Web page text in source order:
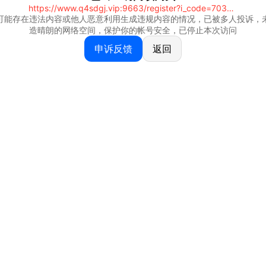
https://www.q4sdgj.vip:9663/register?i_code=70328081
能存在违法内容或他人恶意利用生成违规内容的情况，已被多人投诉，
造晴朗的网络空间，保护你的帐号安全，已停止本次访问
申诉反馈 返回